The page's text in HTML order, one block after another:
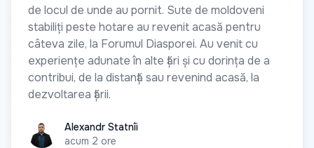
de locul de unde au pornit. Sute de moldoveni
stabiliți peste hotare au revenit acasă pentru
câteva zile, la Forumul Diasporei. Au venit cu
experiențe adunate în alte țări și cu dorința de a
contribui, de la distanță sau revenind acasă, la
dezvoltarea țării.
Alexandr Statnîi
Alexandr Statnîi
acum 2 ore